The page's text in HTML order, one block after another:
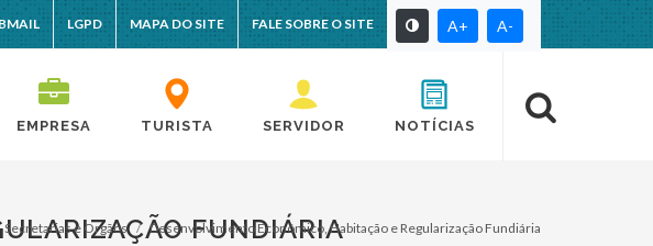
LGPD MAPA DO SITE FALE SOBRE O SITE A+ A-
EMPRESA TURISTA SERVIDOR NOTÍCIAS
FUNDIÁRIA
Secretarias e Orgãos Desenvolvimento Econômico, Habitação e Regularização Fundiária